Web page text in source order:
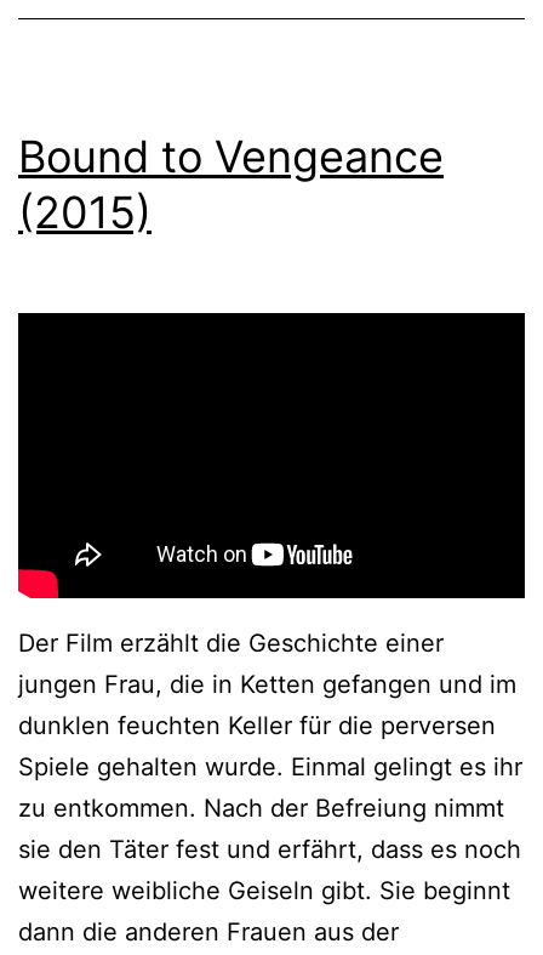
Bound to Vengeance
(2015)
Der Film erzählt die Geschichte einer
jungen Frau, die in Ketten gefangen und im
dunklen feuchten Keller für die perversen
Spiele gehalten wurde. Einmal gelingt es ihr
zu entkommen. Nach der Befreiung nimmt
sie den Täter fest und erfährt, dass es noch
weitere weibliche Geiseln gibt. Sie beginnt
dann die anderen Frauen aus der